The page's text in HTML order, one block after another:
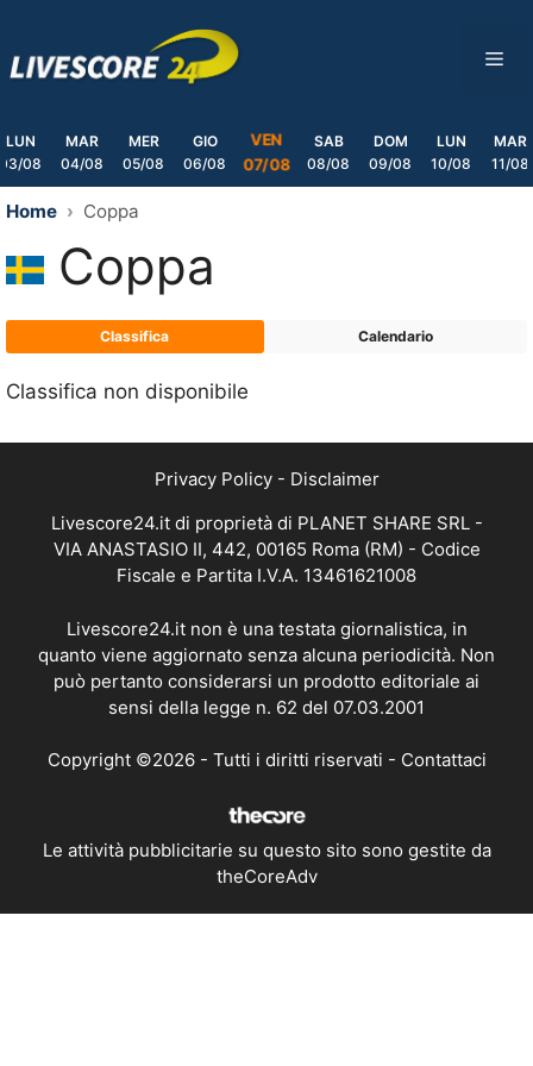
content
LUN
03/08
MAR
04/08
MER
05/08
GIO
06/08
VEN
07/08
SAB
08/08
DOM
09/08
LUN
10/08
MAR
11/08
Home Coppa
Coppa
Classifica Calendario
Classifica non disponibile
Privacy Policy- Disclaimer
Livescore24.it di proprietà di PLANET SHARE SRL -
VIA ANASTASIO II, 442, 00165 Roma (RM) - Codice
Fiscale e Partita I.V.A. 13461621008
Livescore24.it non è una testata giornalistica, in
quanto viene aggiornato senza alcuna periodicità. Non
può pertanto considerarsi un prodotto editoriale ai
sensi della legge n. 62 del 07.03.2001
Copyright ©2026 - Tutti i diritti riservati - Contattaci
Le attività pubblicitarie su questo sito sono gestite da
theCoreAdv